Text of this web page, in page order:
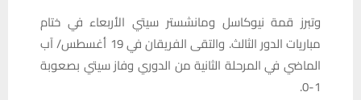
وتبرز قمة نيوكاسل ومانشستر سيتي الأربعاء في ختام
مباريات الدور الثالث. والتقى الفريقان في 19 أغسطس/ آب
الماضي في المرحلة الثانية من الدوري وفاز سيتي بصعوبة
1-0.